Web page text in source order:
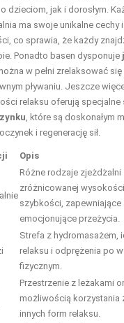
dzieciom, jak i dorosłym.
ma swoje unikalne cechy
co sprawia, że każdy
Ponadto basen dysponuje
w pełni zrelaksować się
pływaniu. Jeszcze
relaksu oferują specjalne
, które są doskonałym
i regenerację sił.
Opis
Różne rodzaje zjeżdżalni
zróżnicowanej
szybkości, zapewniające
emocjonujące przeżycia.
Strefa z hydromasażem,
relaksu i odprężenia po
fizycznym.
Przestrzenie z leżakami
możliwością korzystania
innych form relaksu.